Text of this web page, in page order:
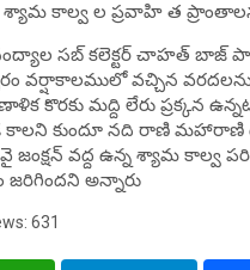
శ్యామ కాల్వ ల ప్రవాహి త
సబ్ కలెక్టర్ చాహత్ బాజ్
వర్షాకాలములో వచ్చిన వరదలను
కొరకు మద్ది లేరు ప్రక్కన
కుందూ నది రాణి మహారాణి
వై జంక్షన్ వద్ద ఉన్న శ్యామ కాల్వ
జరిగిందని అన్నారు
631